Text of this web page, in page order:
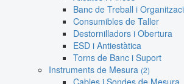
Banc de Treball i
Consumibles de Taller
Destornilladors i Obertura
ESD i Antiestàtica
Torns de Banc i Suport
Instruments de Mesura (2)
Cables i Sondes de Mesura